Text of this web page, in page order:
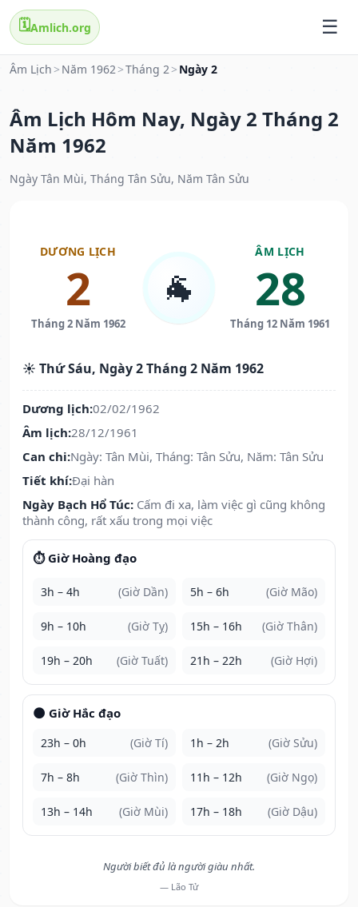
🗓️Amlich.org
Âm Lịch > Năm 1962>Tháng 2> Ngày 2
Âm Lịch Hôm Nay, Ngày 2 Tháng 2
Năm 1962
Ngày Tân Mùi, Tháng Tân Sửu, Năm Tân Sửu
DƯƠNG LỊCH
2
Tháng 2 Năm 1962
🐐
ÂM LỊCH
28
Tháng 12 Năm 1961
☀️ Thứ Sáu, Ngày 2 Tháng 2 Năm 1962
Dương lịch:02/02/1962
Âm lịch:28/12/1961
Can chi:Ngày: Tân Mùi, Tháng: Tân Sửu, Năm: Tân Sửu
Tiết khí:Đại hàn
Ngày Bạch Hổ Túc: Cấm đi xa, làm việc gì cũng không
thành công, rất xấu trong mọi việc
⏱️ Giờ Hoàng đạo
3h – 4h (Giờ Dần) 5h – 6h (Giờ Mão)
9h – 10h (Giờ Tỵ) 15h – 16h (Giờ Thân)
19h – 20h (Giờ Tuất) 21h – 22h (Giờ Hợi)
🌑 Giờ Hắc đạo
23h – 0h (Giờ Tí) 1h – 2h (Giờ Sửu)
7h – 8h (Giờ Thìn) 11h – 12h (Giờ Ngọ)
13h – 14h (Giờ Mùi) 17h – 18h (Giờ Dậu)
Người biết đủ là người giàu nhất.
— Lão Tử